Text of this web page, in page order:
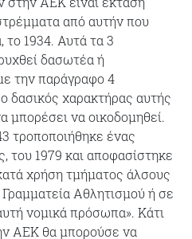
από αυτήν που
το 1934. Αυτά τα 3
δασωτέα ή
την παράγραφο 4
δασικός χαρακτήρας αυτής
μπορέσει να οικοδομηθεί.
τροποποιήθηκε ένας
του 1979 και αποφασίστηκε
χρήση τμήματος άλσους
Αθλητισμού ή σε
νομικά πρόσωπα». Κάτι
ΑΕΚ θα μπορούσε να